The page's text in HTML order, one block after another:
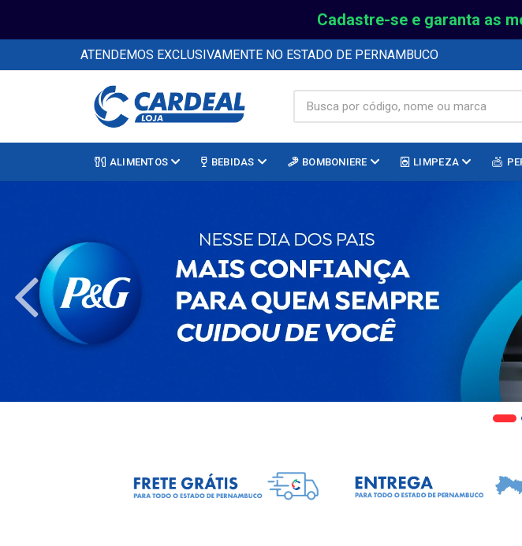
Cadastre-se e garanta as
ATENDEMOS EXCLUSIVAMENTE NO ESTADO DE PERNAMBUCO
ALIMENTOS BEBIDAS BOMBONIERE LIMPEZA